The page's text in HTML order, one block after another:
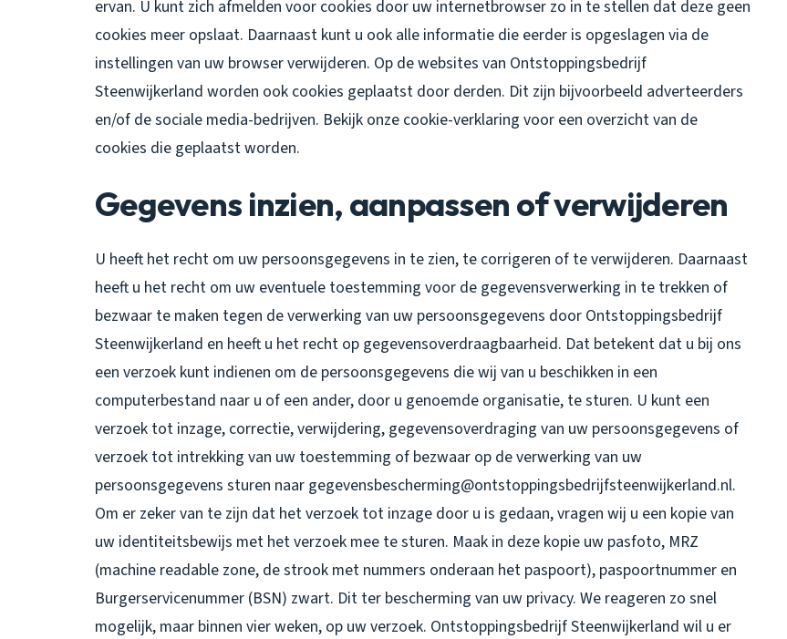
ervan. U kunt zich afmelden voor cookies door uw internetbrowser zo in te stellen dat deze geen
cookies meer opslaat. Daarnaast kunt u ook alle informatie die eerder is opgeslagen via de
instellingen van uw browser verwijderen. Op de websites van Ontstoppingsbedrijf
Steenwijkerland worden ook cookies geplaatst door derden. Dit zijn bijvoorbeeld adverteerders
en/of de sociale media-bedrijven. Bekijk onze cookie-verklaring voor een overzicht van de
cookies die geplaatst worden.
Gegevens inzien, aanpassen of verwijderen
U heeft het recht om uw persoonsgegevens in te zien, te corrigeren of te verwijderen. Daarnaast
heeft u het recht om uw eventuele toestemming voor de gegevensverwerking in te trekken of
bezwaar te maken tegen de verwerking van uw persoonsgegevens door Ontstoppingsbedrijf
Steenwijkerland en heeft u het recht op gegevensoverdraagbaarheid. Dat betekent dat u bij ons
een verzoek kunt indienen om de persoonsgegevens die wij van u beschikken in een
computerbestand naar u of een ander, door u genoemde organisatie, te sturen. U kunt een
verzoek tot inzage, correctie, verwijdering, gegevensoverdraging van uw persoonsgegevens of
verzoek tot intrekking van uw toestemming of bezwaar op de verwerking van uw
persoonsgegevens sturen naar gegevensbescherming@ontstoppingsbedrijfsteenwijkerland.nl.
Om er zeker van te zijn dat het verzoek tot inzage door u is gedaan, vragen wij u een kopie van
uw identiteitsbewijs met het verzoek mee te sturen. Maak in deze kopie uw pasfoto, MRZ
(machine readable zone, de strook met nummers onderaan het paspoort), paspoortnummer en
Burgerservicenummer (BSN) zwart. Dit ter bescherming van uw privacy. We reageren zo snel
mogelijk, maar binnen vier weken, op uw verzoek. Ontstoppingsbedrijf Steenwijkerland wil u er